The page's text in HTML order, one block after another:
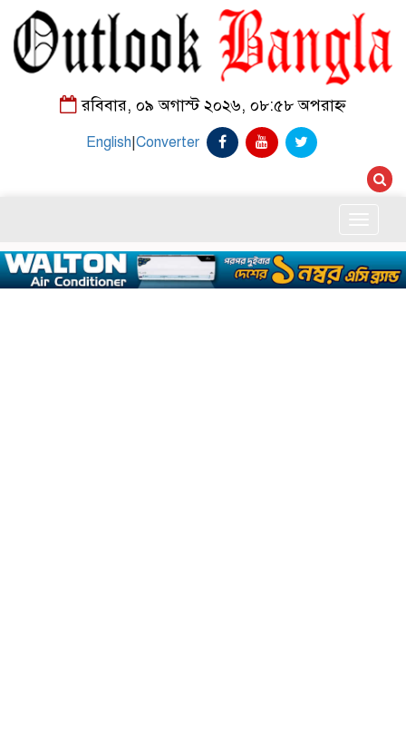
রবিবার, ০৯ অগাস্ট ২০২৬, ০৮:৫৮ অপরাহ্ন
English|Converter